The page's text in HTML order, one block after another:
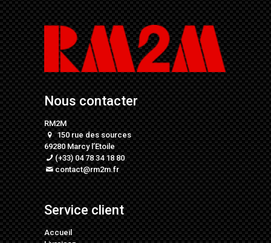
Nous contacter
RM2M
150 rue des sources
69280 Marcy l’Etoile
(+33) 04 78 34 18 80
contact@rm2m.fr
Service client
Accueil